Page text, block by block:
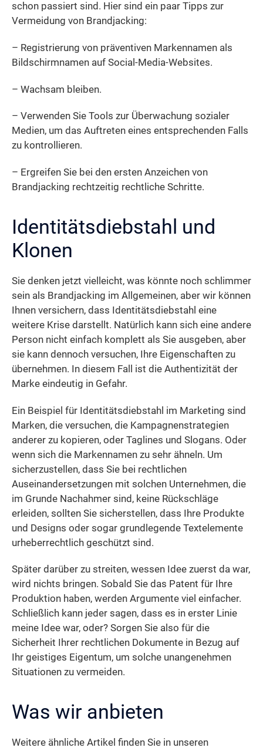
schon passiert sind. Hier sind ein paar Tipps zur
Vermeidung von Brandjacking:
– Registrierung von präventiven Markennamen als
Bildschirmnamen auf Social-Media-Websites.
– Wachsam bleiben.
– Verwenden Sie Tools zur Überwachung sozialer
Medien, um das Auftreten eines entsprechenden Falls
zu kontrollieren.
– Ergreifen Sie bei den ersten Anzeichen von
Brandjacking rechtzeitig rechtliche Schritte.
Identitätsdiebstahl und
Klonen
Sie denken jetzt vielleicht, was könnte noch schlimmer
sein als Brandjacking im Allgemeinen, aber wir können
Ihnen versichern, dass Identitätsdiebstahl eine
weitere Krise darstellt. Natürlich kann sich eine andere
Person nicht einfach komplett als Sie ausgeben, aber
sie kann dennoch versuchen, Ihre Eigenschaften zu
übernehmen. In diesem Fall ist die Authentizität der
Marke eindeutig in Gefahr.
Ein Beispiel für Identitätsdiebstahl im Marketing sind
Marken, die versuchen, die Kampagnenstrategien
anderer zu kopieren, oder Taglines und Slogans. Oder
wenn sich die Markennamen zu sehr ähneln. Um
sicherzustellen, dass Sie bei rechtlichen
Auseinandersetzungen mit solchen Unternehmen, die
im Grunde Nachahmer sind, keine Rückschläge
erleiden, sollten Sie sicherstellen, dass Ihre Produkte
und Designs oder sogar grundlegende Textelemente
urheberrechtlich geschützt sind.
Später darüber zu streiten, wessen Idee zuerst da war,
wird nichts bringen. Sobald Sie das Patent für Ihre
Produktion haben, werden Argumente viel einfacher.
Schließlich kann jeder sagen, dass es in erster Linie
meine Idee war, oder? Sorgen Sie also für die
Sicherheit Ihrer rechtlichen Dokumente in Bezug auf
Ihr geistiges Eigentum, um solche unangenehmen
Situationen zu vermeiden.
Was wir anbieten
Weitere ähnliche Artikel finden Sie in unseren